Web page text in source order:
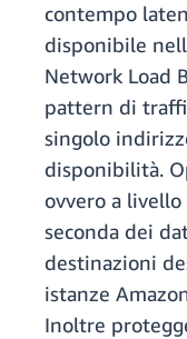
contempo
disponibile
Network Load
pattern di
singolo
disponibilità.
ovvero a
seconda dei
destinazioni
istanze
Inoltre